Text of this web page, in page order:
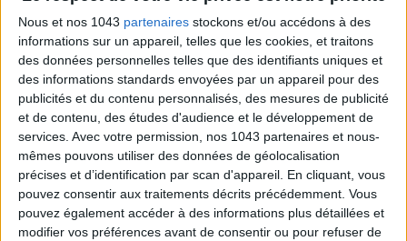
Nous et nos 1043 partenaires stockons et/ou accédons à des
informations sur un appareil, telles que les cookies, et traitons
des données personnelles telles que des identifiants uniques et
des informations standards envoyées par un appareil pour des
publicités et du contenu personnalisés, des mesures de publicité
et de contenu, des études d'audience et le développement de
services. Avec votre permission, nos 1043 partenaires et nous-
mêmes pouvons utiliser des données de géolocalisation
précises et d’identification par scan d'appareil. En cliquant, vous
pouvez consentir aux traitements décrits précédemment. Vous
pouvez également accéder à des informations plus détaillées et
modifier vos préférences avant de consentir ou pour refuser de
01 43 26 58 21
christophenicolasbiot.com
Odeon
Mabillon
Saint-michel
JE PARTAGE !